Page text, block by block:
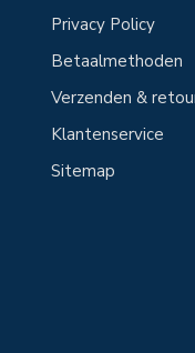
Privacy Policy
Betaalmethoden
Verzenden &
Klantenservice
Sitemap